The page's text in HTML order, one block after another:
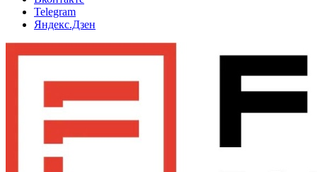
Telegram
Яндекс.Дзен